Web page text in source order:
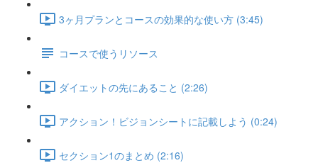
3ヶ月プランとコースの効果的な使い方 (3:45)
コースで使うリソース
ダイエットの先にあること (2:26)
アクション！ビジョンシートに記載しよう (0:24)
セクション1のまとめ (2:16)